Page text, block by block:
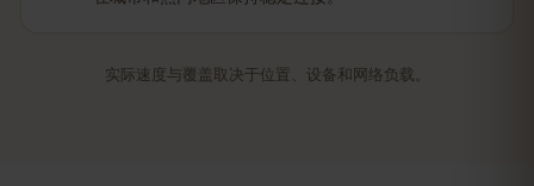
实际速度与覆盖取决于位置、设备和网络负载。